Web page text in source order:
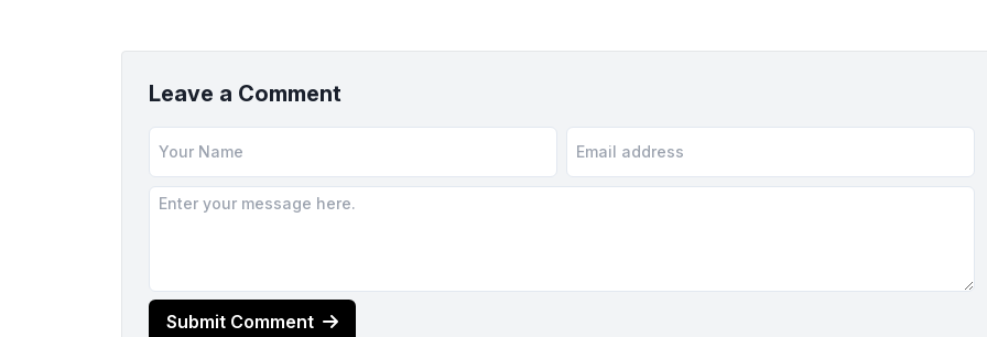
Leave a Comment
Submit Comment